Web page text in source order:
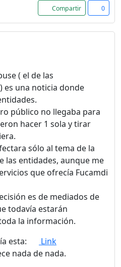
Compartir 0
( el de las
es una noticia donde
público no llegaba para
hacer 1 sola y tirar
sólo al tema de la
las entidades, aunque me
que ofrecía Fucamdi
es de mediados de
todavía estarán
la información.
esta:
Link
nada de nada.
de
web utiliza
la mejor
en nuestro